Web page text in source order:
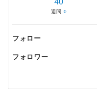
40
週間 0
フォロー
フォロワー